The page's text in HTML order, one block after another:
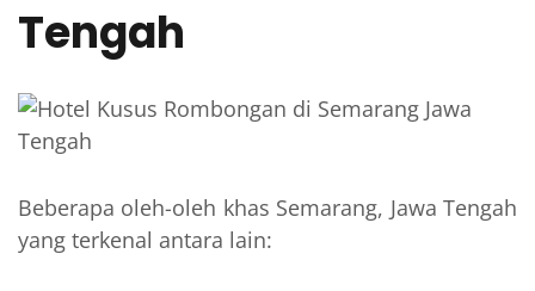
Tengah
Beberapa oleh-oleh khas Semarang, Jawa Tengah
yang terkenal antara lain: